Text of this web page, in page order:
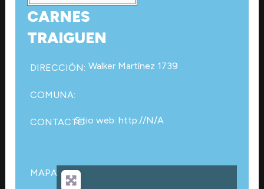
CARNES
TRAIGUEN
DIRECCIÓN: Walker Martínez 1739
COMUNA:
CONTACTO:Sitio web: http://N/A
MAPA: